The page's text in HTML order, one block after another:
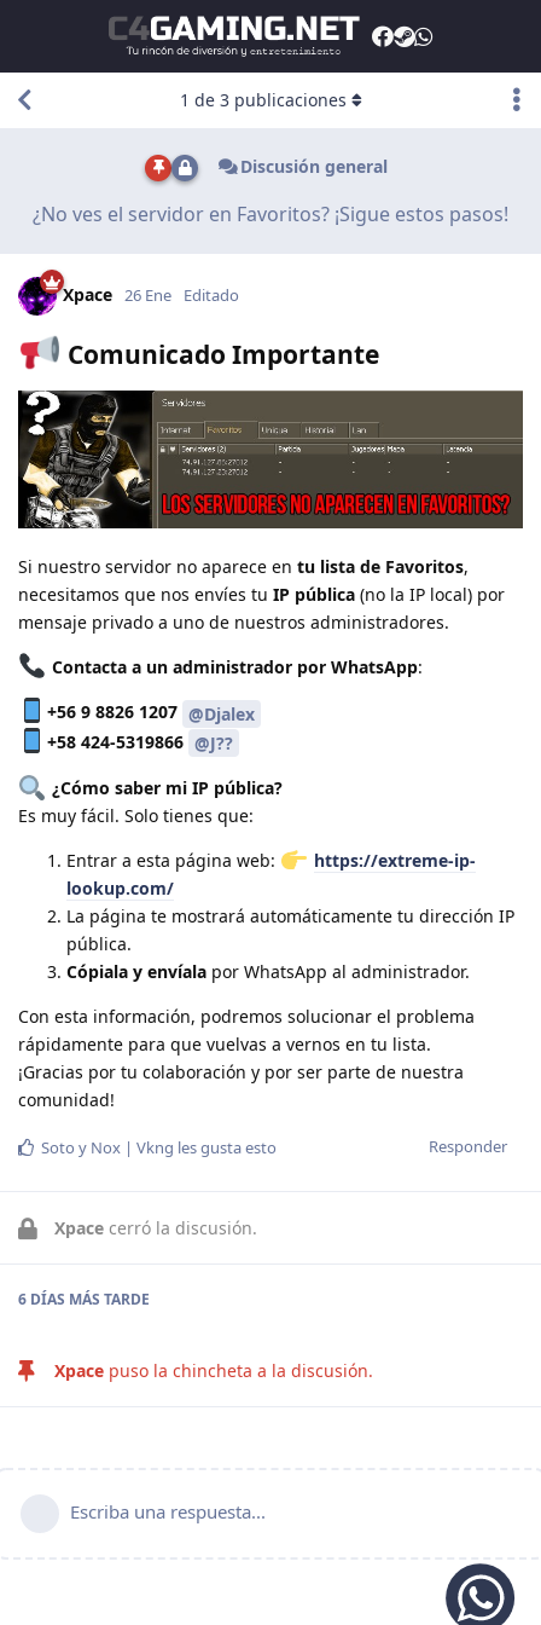
Discusión general
¿No ves el servidor en Favoritos? ¡Sigue estos pasos!
1 de 3publicaciones
Xpace 26 Ene Editado
Comunicado Importante
Si nuestro servidor no aparece en tu lista de Favoritos,
necesitamos que nos envíes tu IP pública (no la IP local) por
mensaje privado a uno de nuestros administradores.
Contacta a un administrador por WhatsApp:
+56 9 8826 1207 @Djalex
+58 424-5319866 @J??
¿Cómo saber mi IP pública?
Es muy fácil. Solo tienes que:
Entrar a esta página web:
https://extreme-ip-
lookup.com/
La página te mostrará automáticamente tu dirección IP
pública.
Cópiala y envíala por WhatsApp al administrador.
Con esta información, podremos solucionar el problema
rápidamente para que vuelvas a vernos en tu lista.
¡Gracias por tu colaboración y por ser parte de nuestra
comunidad!
Responder
Soto y Nox | Vkng les gusta esto
Xpace cerró la discusión.
6 DÍAS MÁS TARDE
Xpace puso la chincheta a la discusión.
Escriba una respuesta...